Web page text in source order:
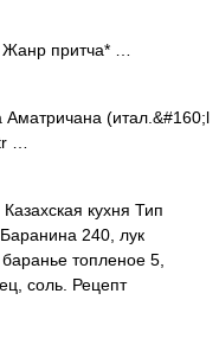
притча* …
(итал.&#160;l
…
кухня Тип
240, лук
топленое 5,
соль. Рецепт